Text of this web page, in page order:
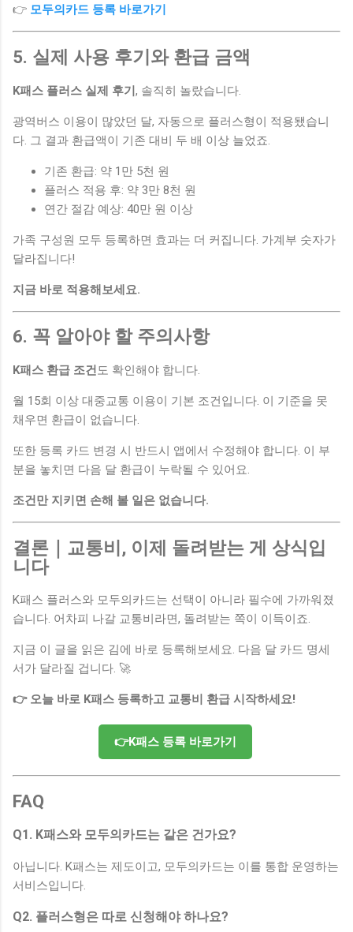
👉 모두의카드 등록 바로가기
5. 실제 사용 후기와 환급 금액
K패스 플러스 실제 후기 , 솔직히 놀랐습니다.
광역버스 이용이 많았던 달, 자동으로 플러스형이 적용됐습니
다. 그 결과 환급액이 기존 대비 두 배 이상 늘었죠.
기존 환급: 약 1만 5천 원
플러스 적용 후: 약 3만 8천 원
연간 절감 예상: 40만 원 이상
가족 구성원 모두 등록하면 효과는 더 커집니다. 가계부 숫자가
달라집니다!
지금 바로 적용해보세요.
6. 꼭 알아야 할 주의사항
K패스 환급 조건도 확인해야 합니다.
월 15회 이상 대중교통 이용이 기본 조건입니다. 이 기준을 못
채우면 환급이 없습니다.
또한 등록 카드 변경 시 반드시 앱에서 수정해야 합니다. 이 부
분을 놓치면 다음 달 환급이 누락될 수 있어요.
조건만 지키면 손해 볼 일은 없습니다.
결론｜교통비, 이제 돌려받는 게 상식입
니다
K패스 플러스와 모두의카드는 선택이 아니라 필수에 가까워졌
습니다. 어차피 나갈 교통비라면, 돌려받는 쪽이 이득이죠.
지금 이 글을 읽은 김에 바로 등록해보세요. 다음 달 카드 명세
서가 달라질 겁니다. 🚀
👉 오늘 바로 K패스 등록하고 교통비 환급 시작하세요!
👉K패스 등록 바로가기
FAQ
Q1. K패스와 모두의카드는 같은 건가요?
아닙니다. K패스는 제도이고, 모두의카드는 이를 통합 운영하는
서비스입니다.
Q2. 플러스형은 따로 신청해야 하나요?